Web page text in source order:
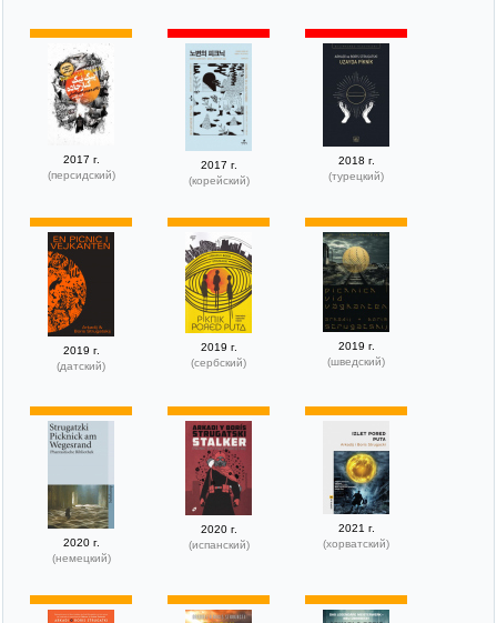
2017 г.
(персидский)
2017 г.
(корейский)
2018 г.
(турецкий)
2019 г.
(датский)
2019 г.
(сербский)
2019 г.
(шведский)
2020 г.
(немецкий)
2020 г.
(испанский)
2021 г.
(хорватский)